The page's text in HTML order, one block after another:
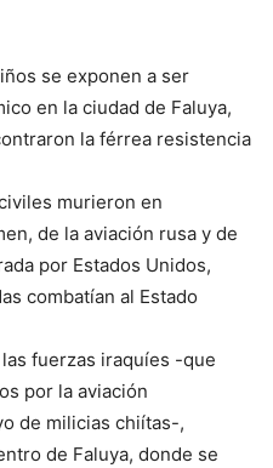
se exponen a ser
en la ciudad de Faluya,
la férrea resistencia
murieron en
de la aviación rusa y de
por Estados Unidos,
combatían al Estado
fuerzas iraquíes -que
por la aviación
de milicias chiítas-,
de Faluya, donde se